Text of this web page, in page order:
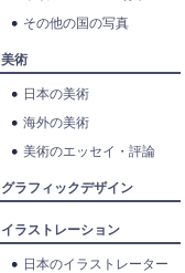
その他の国の写真
美術
日本の美術
海外の美術
美術のエッセイ・評論
グラフィックデザイン
イラストレーション
日本のイラストレーター